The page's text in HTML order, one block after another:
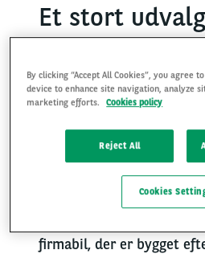
Et stort
og varevogne
Hos Arval har viet stort
varevogne.Når du
erhvervsleaset bil,
over en længere periode,
flere muligheder,
Når du benytter dig
firmabil, der er bygget
By clicking “Accept All Cookies”, you agree
device to enhance site navigation, analyze
marketing efforts.
Cookies policy
Reject All
Cookies